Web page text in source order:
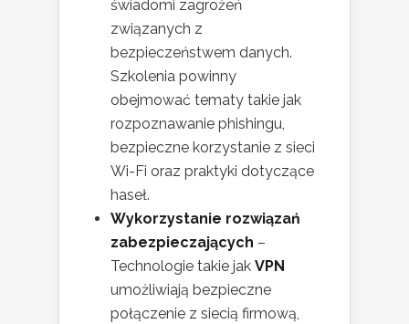
świadomi zagrożeń
związanych z
bezpieczeństwem danych.
Szkolenia powinny
obejmować tematy takie jak
rozpoznawanie phishingu,
bezpieczne korzystanie z sieci
Wi-Fi oraz praktyki dotyczące
haseł.
Wykorzystanie rozwiązań
zabezpieczających –
Technologie takie jak VPN
umożliwiają bezpieczne
połączenie z siecią firmową,